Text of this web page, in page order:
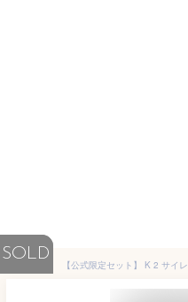
SOLD